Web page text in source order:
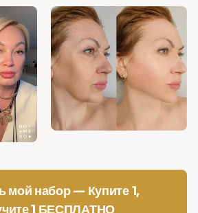
мой набор — Купите 1,
1 БЕСПЛАТНО